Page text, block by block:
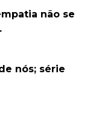
não se
nós; série